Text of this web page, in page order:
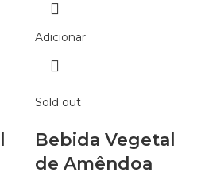
Adicionar
Sold out
Bebida Vegetal
de Amêndoa